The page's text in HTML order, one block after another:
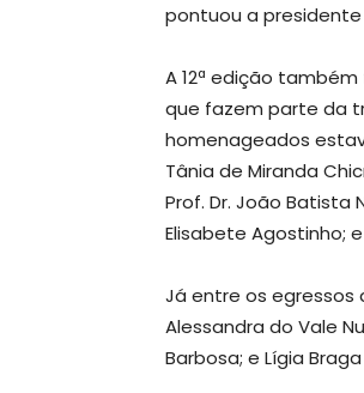
pontuou a
A 12ª edição
que fazem parte da
homenageados
Tânia de Miranda
Prof. Dr. João Batista
Elisabete Agostinho;
Já entre os egressos
Alessandra do Vale
Barbosa; e Lígia